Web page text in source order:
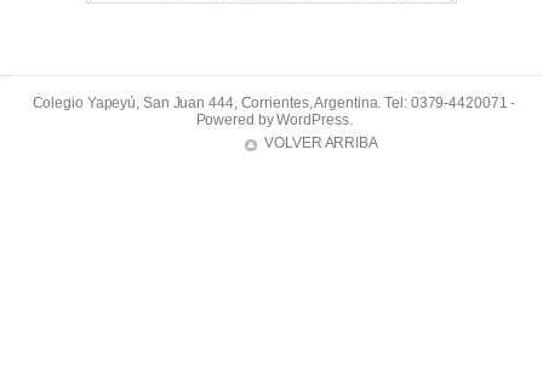
Colegio Yapeyú, San Juan 444, Corrientes, Argentina. Tel: 0379-4420071 -
Powered byWordPress.
VOLVER ARRIBA